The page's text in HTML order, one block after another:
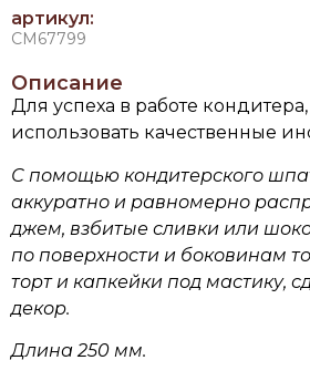
артикул:
CM67799
Описание
Для успеха в работе
использовать качественные
С помощью кондитерского
аккуратно и равномерно
джем, взбитые сливки или
по поверхности и боковинам
торт и капкейки под мастику,
декор.
Длина 250 мм.